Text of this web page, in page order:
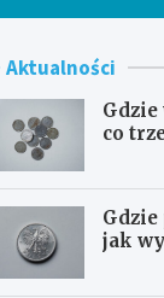
Aktualności
co
jak